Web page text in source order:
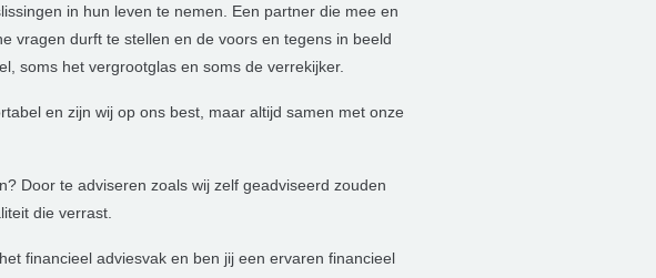
in hun leven te nemen. Een partner die mee en
vragen durft te stellen en de voors en tegens in beeld
soms het vergrootglas en soms de verrekijker.
en zijn wij op ons best, maar altijd samen met onze
Door te adviseren zoals wij zelf geadviseerd zouden
die verrast.
financieel adviesvak en ben jij een ervaren financieel